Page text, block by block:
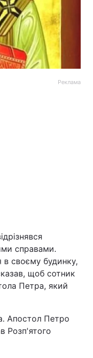
Реклама
справами.
в своєму будинку,
щоб сотник
Петра, який
Апостол Петро
Розп'ятого